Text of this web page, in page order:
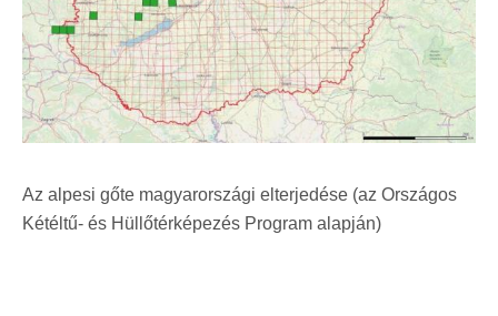
Az alpesi gőte magyarországi elterjedése (az Országos
Kétéltű- és Hüllőtérképezés Program alapján)